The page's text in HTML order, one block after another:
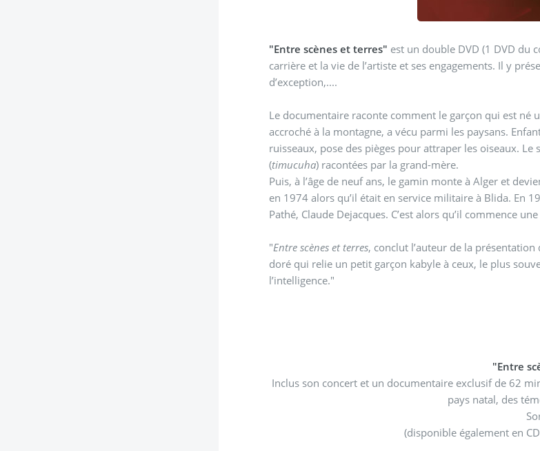
"Entre scènes et terres" est un double DVD (1 DVD du
carrière et la vie de l’artiste et ses engagements. Il y
d’exception,....
Le documentaire raconte comment le garçon qui est né
accroché à la montagne, a vécu parmi les paysans. Enfant libre,
ruisseaux, pose des pièges pour attraper les oiseaux.
(timucuha) racontées par la grand-mère.
Puis, à l’âge de neuf ans, le gamin monte à Alger et devient chanteur par hasard.
en 1974 alors qu’il était en service militaire à Blida. En
Pathé, Claude Dejacques. C’est alors qu’il commence
"Entre scènes et terres, conclut l’auteur de la
doré qui relie un petit garçon kabyle à ceux, le plus
l’intelligence."
"Entre
Inclus son concert et un documentaire exclusif de 62
pays natal, des
(disponible également en